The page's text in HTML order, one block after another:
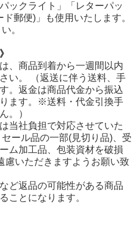
ックライト」「レターパッ
郵便)」も使用いたします。
。
、商品到着から一週間以内
い。 （返送に伴う送料、手
。返金は商品代金から振込
ます。※送料・代金引換手
。）
当社負担で対応させていた
ール品の一部(見切り品)、受
ム加工品、包装資材を破損
慮いただきますようお願い致
ど返品の可能性がある商品
ことになります。